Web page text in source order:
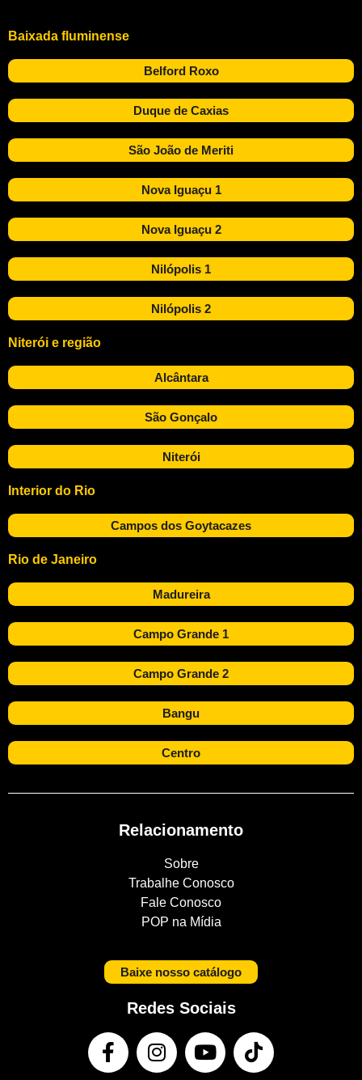
Baixada fluminense
Belford Roxo
Duque de Caxias
São João de Meriti
Nova Iguaçu 1
Nova Iguaçu 2
Nilópolis 1
Nilópolis 2
Niterói e região
Alcântara
São Gonçalo
Niterói
Interior do Rio
Campos dos Goytacazes
Rio de Janeiro
Madureira
Campo Grande 1
Campo Grande 2
Bangu
Centro
Relacionamento
Sobre
Trabalhe Conosco
Fale Conosco
POP na Mídia
Baixe nosso catálogo
Redes Sociais